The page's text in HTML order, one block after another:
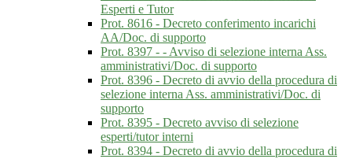
Esperti e Tutor
Prot. 8616 - Decreto conferimento incarichi
AA/Doc. di supporto
Prot. 8397 - - Avviso di selezione interna Ass.
amministrativi/Doc. di supporto
Prot. 8396 - Decreto di avvio della procedura di
selezione interna Ass. amministrativi/Doc. di
supporto
Prot. 8395 - Decreto avviso di selezione
esperti/tutor interni
Prot. 8394 - Decreto di avvio della procedura di